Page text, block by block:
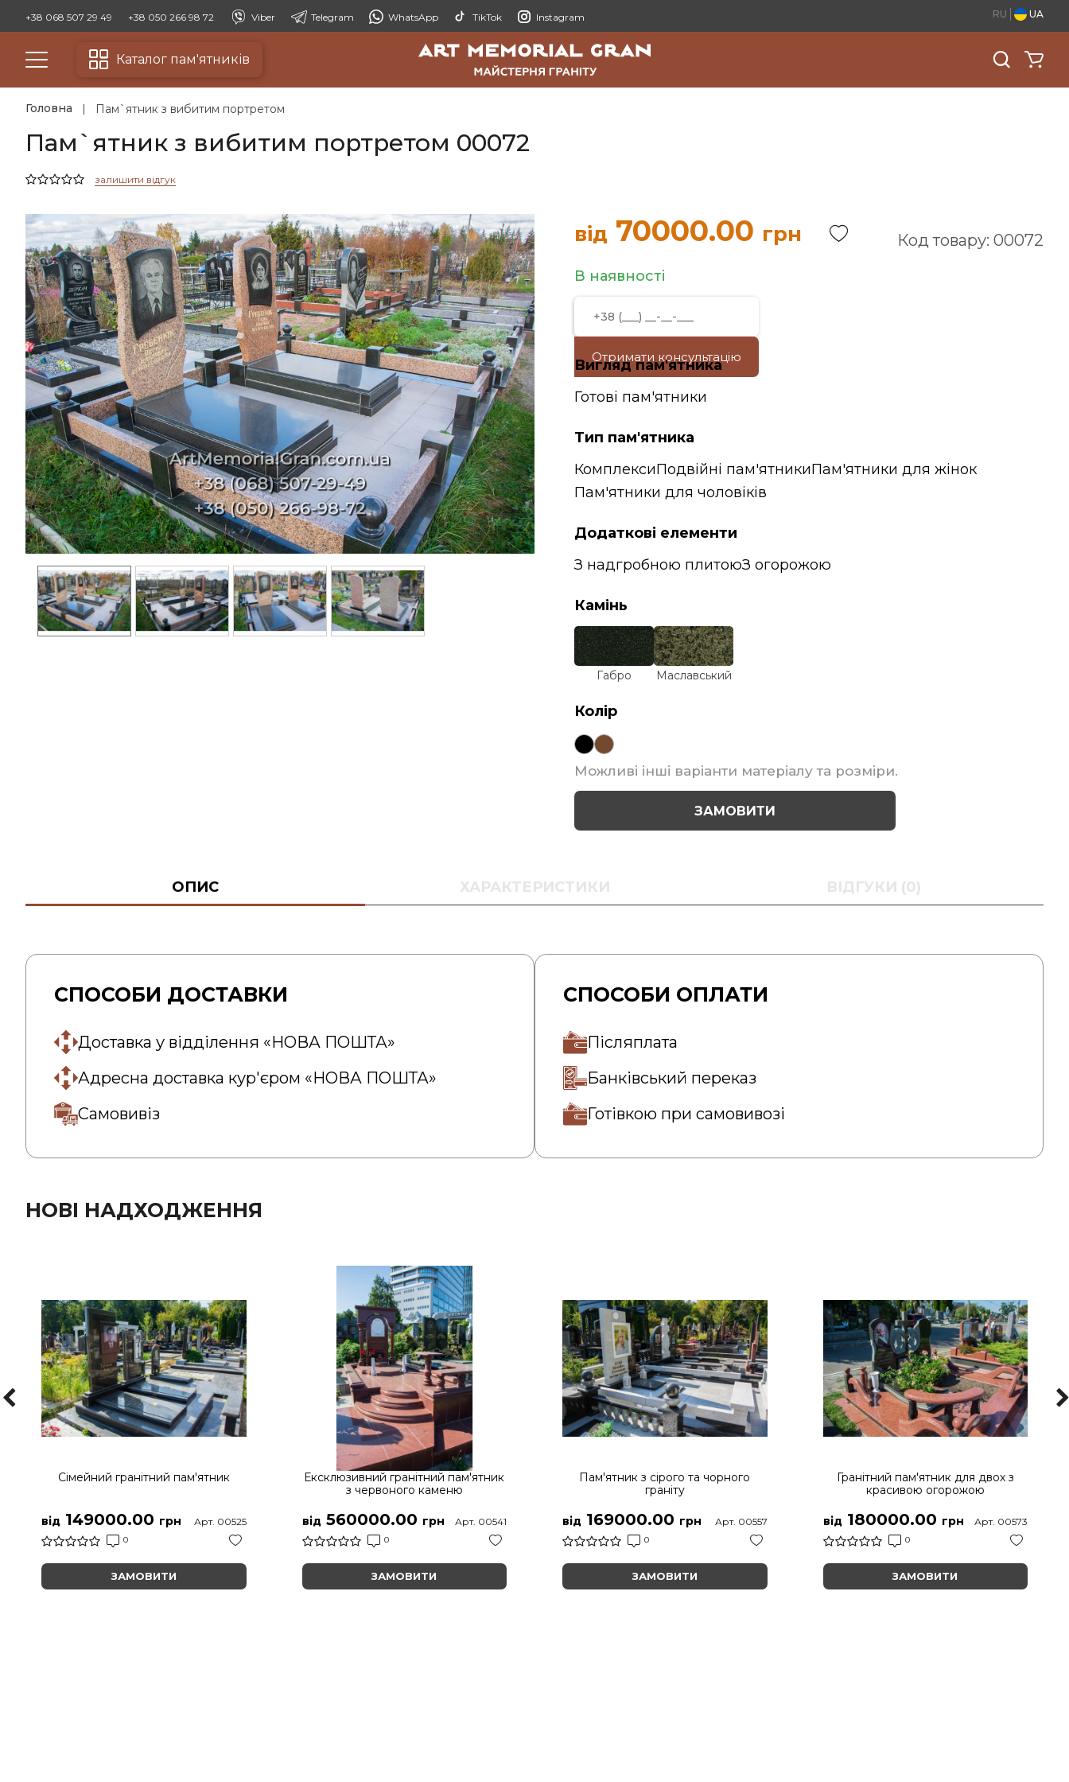
+38 068 507 29 49 +38 050 266 98 72 Viber Telegram WhatsApp TikTok Instagram RU UA
Каталог пам'ятників
Головна Пам`ятник з вибитим портретом
Пам`ятник з вибитим портретом 00072
залишити відгук
від 70000.00 грн Код товару: 00072
В наявності
Отримати консультацію
Вигляд пам'ятника
Готові пам'ятники
Тип пам'ятника
КомплексиПодвійні пам'ятникиПам'ятники для жінок
Пам'ятники для чоловіків
Додаткові елементи
З надгробною плитоюЗ огорожою
Камінь
Габро Маславський
Колір
Можливі інші варіанти матеріалу та розміри.
ЗАМОВИТИ
ОПИС ХАРАКТЕРИСТИКИ ВІДГУКИ (0)
СПОСОБИ ДОСТАВКИ
Доставка у відділення «НОВА ПОШТА»
Адресна доставка кур'єром «НОВА ПОШТА»
Самовивіз
СПОСОБИ ОПЛАТИ
Післяплата
Банківський переказ
Готівкою при самовивозі
НОВІ НАДХОДЖЕННЯ
Сімейний гранітний пам'ятник
від 149000.00 грн
0
Арт. 00525
ЗАМОВИТИ
Ексклюзивний гранітний пам'ятник
з червоного каменю
від560000.00 грн
0
Арт. 00541
ЗАМОВИТИ
Пам'ятник з сірого та чорного
граніту
від 169000.00 грн
0
Арт. 00557
ЗАМОВИТИ
Гранітний пам'ятник для двох з
красивою огорожою
від180000.00 грн
0
Арт. 00573
ЗАМОВИТИ